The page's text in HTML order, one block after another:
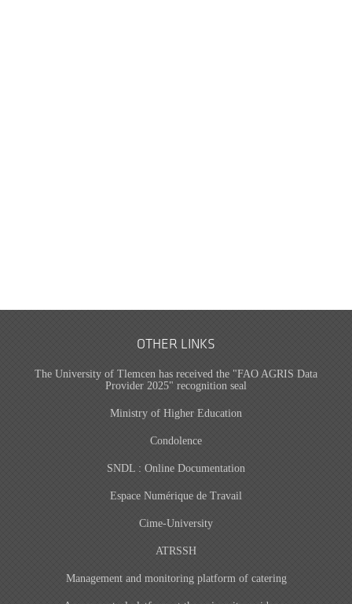
OTHER LINKS
The University of Tlemcen has received the "FAO AGRIS Data
Provider 2025" recognition seal
Ministry of Higher Education
Condolence
SNDL : Online Documentation
Espace Numérique de Travail
Cime-University
ATRSSH
Management and monitoring platform of catering